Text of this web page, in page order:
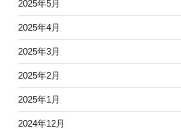
2025年5月
2025年4月
2025年3月
2025年2月
2025年1月
2024年12月